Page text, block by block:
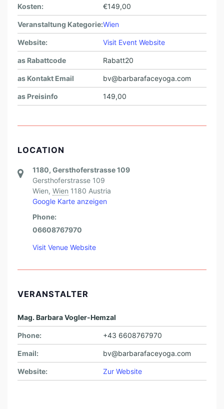
Kosten: €149,00
Veranstaltung Kategorie:Wien
Website: Visit Event Website
as Rabattcode Rabatt20
as Kontakt Email bv@barbarafaceyoga.com
as Preisinfo 149,00
LOCATION
1180, Gersthoferstrasse 109
Gersthoferstrasse 109
Wien, Wien 1180 Austria
Google Karte anzeigen
Phone:
06608767970
Visit Venue Website
VERANSTALTER
Mag. Barbara Vogler-Hemzal
Phone: +43 6608767970
Email: bv@barbarafaceyoga.com
Website: Zur Website